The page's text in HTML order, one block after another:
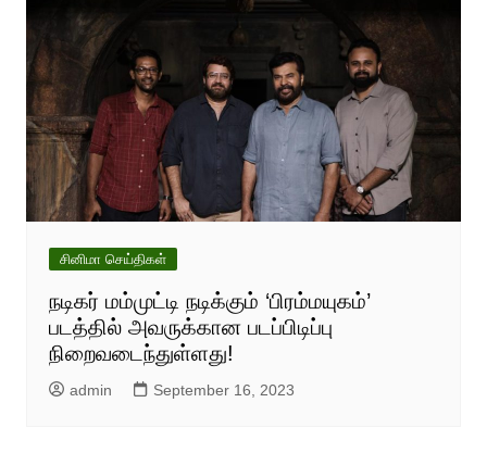
சினிமா செய்திகள்
நடிகர் மம்முட்டி நடிக்கும் ‘பிரம்மயுகம்’
படத்தில் அவருக்கான படப்பிடிப்பு
நிறைவடைந்துள்ளது!
admin September 16, 2023